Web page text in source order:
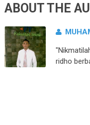
ABOUT THE
ridho